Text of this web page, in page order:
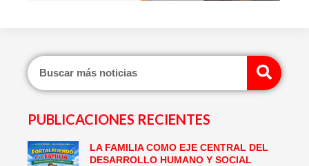
PUBLICACIONES RECIENTES
LA FAMILIA COMO EJE CENTRAL DEL
DESARROLLO HUMANO Y SOCIAL
PagePagePagePagePagePage